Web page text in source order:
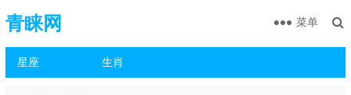
青睐网
星座 生肖
菜单